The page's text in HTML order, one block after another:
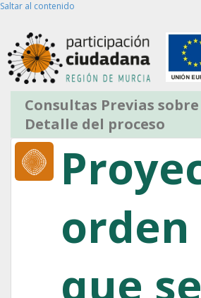
Saltar al contenido
Consultas Previas
Detalle del proceso
que se